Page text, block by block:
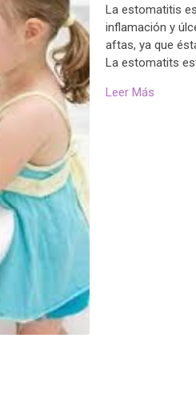
La estomatitis
inflamación y
aftas, ya que
La estomatits
Leer Más